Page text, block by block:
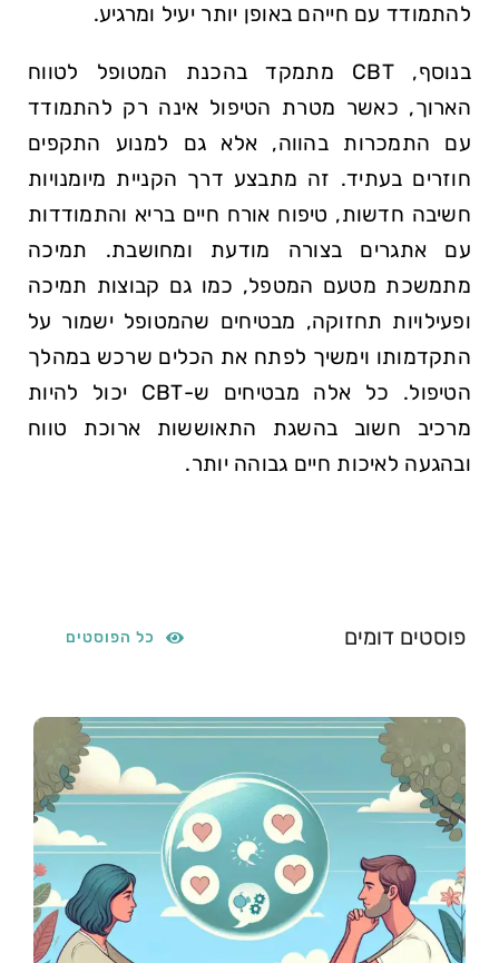
להתמודד עם חייהם באופן יותר יעיל ומרגיע.
בנוסף, CBT מתמקד בהכנת המטופל לטווח
הארוך, כאשר מטרת הטיפול אינה רק להתמודד
עם התמכרות בהווה, אלא גם למנוע התקפים
חוזרים בעתיד. זה מתבצע דרך הקניית מיומנויות
חשיבה חדשות, טיפוח אורח חיים בריא והתמודדות
עם אתגרים בצורה מודעת ומחושבת. תמיכה
מתמשכת מטעם המטפל, כמו גם קבוצות תמיכה
ופעילויות תחזוקה, מבטיחים שהמטופל ישמור על
התקדמותו וימשיך לפתח את הכלים שרכש במהלך
הטיפול. כל אלה מבטיחים ש-CBT יכול להיות
מרכיב חשוב בהשגת התאוששות ארוכת טווח
ובהגעה לאיכות חיים גבוהה יותר.
פוסטים דומים כל הפוסטים